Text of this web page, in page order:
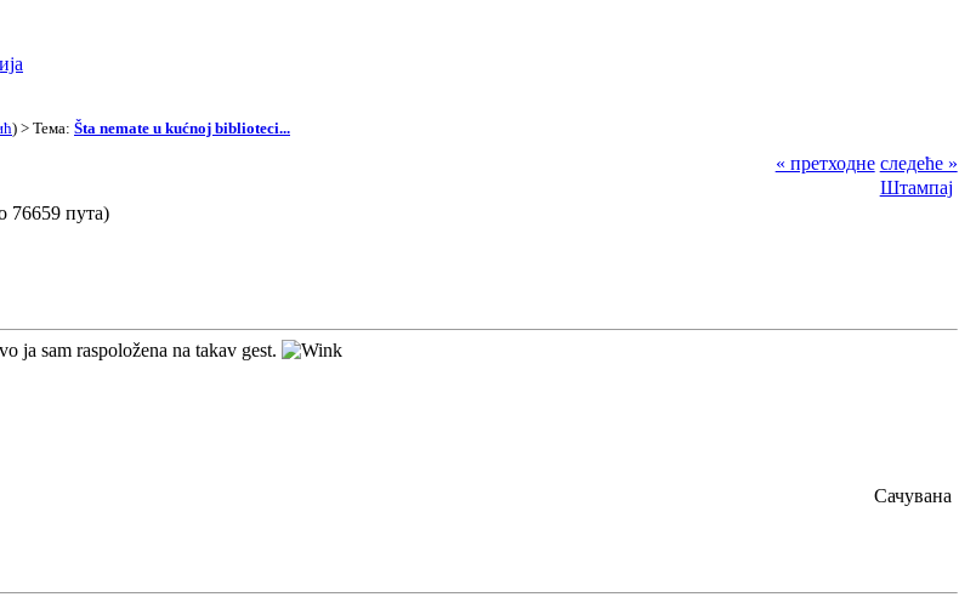
) > Тема: Šta nemate u kućnoj biblioteci...
« претходне следеће »
Штампај
76659 пута)
ja sam raspoložena na takav gest.
Сачувана